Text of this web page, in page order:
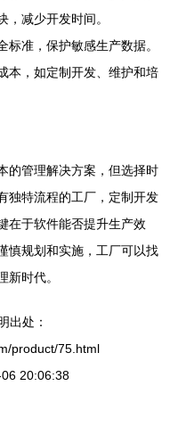
，减少开发时间。
标准，保护敏感生产数据。
本，如定制开发、维护和培
的管理解决方案，但选择时
独特流程的工厂，定制开发
在于软件能否提升生产效
慎规划和实施，工厂可以找
新时代。
出处：
product/75.html
20:06:38